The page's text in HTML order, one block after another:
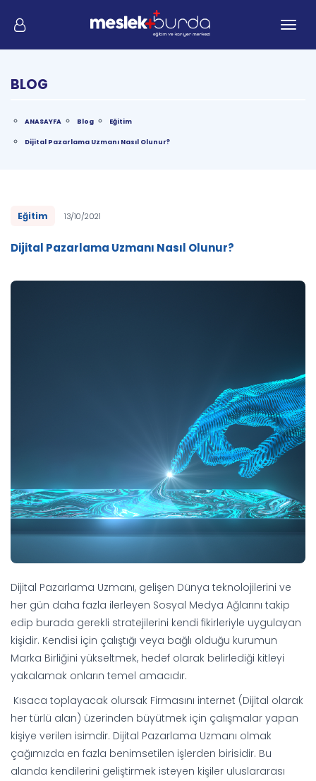
BLOG
ANASAYFA Blog Eğitim
Dijital Pazarlama Uzmanı Nasıl Olunur?
Eğitim 13/10/2021
Dijital Pazarlama Uzmanı Nasıl Olunur?
Dijital Pazarlama Uzmanı, gelişen Dünya teknolojilerini ve
her gün daha fazla ilerleyen Sosyal Medya Ağlarını takip
edip burada gerekli stratejilerini kendi fikirleriyle uygulayan
kişidir. Kendisi için çalıştığı veya bağlı olduğu kurumun
Marka Birliğini yükseltmek, hedef olarak belirlediği kitleyi
yakalamak onların temel amacıdır.
Kısaca toplayacak olursak Firmasını internet (Dijital olarak
her türlü alan) üzerinden büyütmek için çalışmalar yapan
kişiye verilen isimdir. Dijital Pazarlama Uzmanı olmak
çağımızda en fazla benimsetilen işlerden birisidir. Bu
alanda kendilerini geliştirmek isteyen kişiler uluslararası